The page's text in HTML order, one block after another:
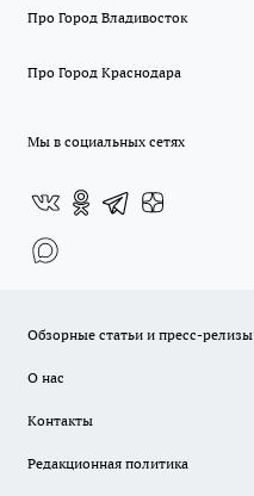
Про Город Владивосток
Про Город Краснодара
Мы в социальных сетях
Обзорные статьи и пресс-релизы
О нас
Контакты
Редакционная политика